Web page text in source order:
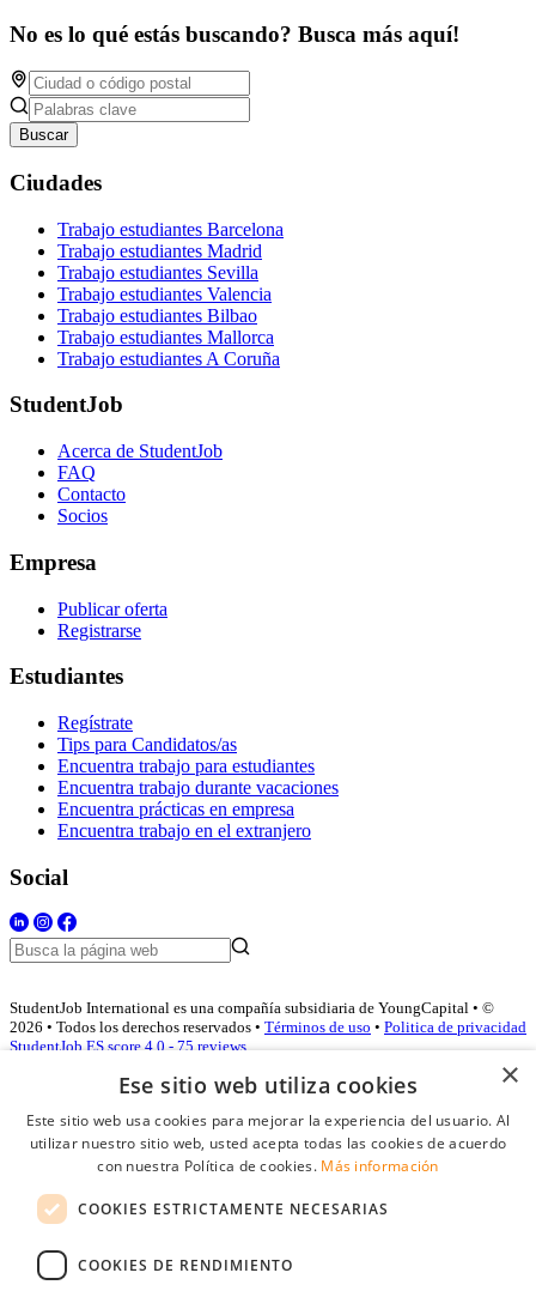
No es lo qué estás buscando? Busca más aquí!
Buscar
Ciudades
Trabajo estudiantes Barcelona
Trabajo estudiantes Madrid
Trabajo estudiantes Sevilla
Trabajo estudiantes Valencia
Trabajo estudiantes Bilbao
Trabajo estudiantes Mallorca
Trabajo estudiantes A Coruña
StudentJob
Acerca de StudentJob
FAQ
Contacto
Socios
Empresa
Publicar oferta
Registrarse
Estudiantes
Regístrate
Tips para Candidatos/as
Encuentra trabajo para estudiantes
Encuentra trabajo durante vacaciones
Encuentra prácticas en empresa
Encuentra trabajo en el extranjero
Social
StudentJob International es una compañía subsidiaria de YoungCapital • ©
2026 • Todos los derechos reservados • Términos de uso • Politica de privacidad
StudentJob ES score 4.0 - 75 reviews
Acceso empresas
Contraseña
Recordarme
×
Ese sitio web utiliza cookies
Este sitio web usa cookies para mejorar la experiencia del usuario. Al
utilizar nuestro sitio web, usted acepta todas las cookies de acuerdo
con nuestra Política de cookies. Más información
COOKIES ESTRICTAMENTE NECESARIAS
COOKIES DE RENDIMIENTO